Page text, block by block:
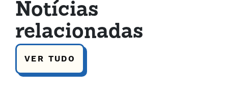
Notícias
relacionadas
VER TUDO